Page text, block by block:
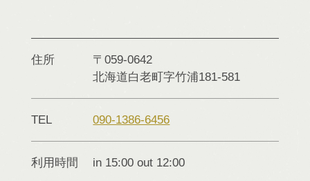
住所
〒059-0642
北海道白老町字竹浦181-581
TEL 090-1386-6456
利用時間 in 15:00 out 12:00